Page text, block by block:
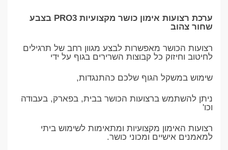
ערכת רצועות אימון כושר מקצועיות PRO3 בצבע
שחור צהוב
רצועות הכושר מאפשרות לבצע מגוון רחב של תרגילים
לחיטוב וחיזוק כל קבוצות השרירים בגוף על ידי
שימוש במשקל הגוף שלכם כהתנגדות,
ניתן להשתמש ברצועות הכושר בבית, בפארק, בעבודה
וכו'
רצועות האימון מקצועיות ומתאימות לשימוש ביתי
למאמנים אישיים ומכוני כושר.